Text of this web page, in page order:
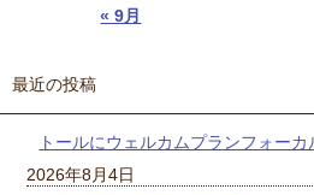
« 9月
最近の投稿
トールにウェルカムプランフォー
2026年8月4日